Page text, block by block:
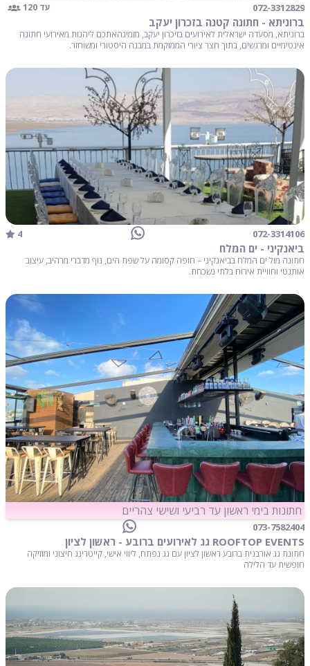
072-3312829 עד 120
ברוניתא - חתונה קטנה בזכרון יעקב
ברוניתא, מסעדה ישראלית לאירועים בזיכרון יעקב, מזמינהאתכם ליהנות מאירועי חתונה
אינטימיים ומרגשים, בתוך חצר ציורי הממוקמת במבנה היסטורי ומשוחזר.
072-3314106
4
ביאנקיני - ים המלח
חתונה מול ים המלח בביאנקיני – חופה קסומה על שפת הים, נוף מדברי מרהיב, עיצוב
אותנטי וחוויית אירוח בלתי נשכחת.
חתונות בימי ראשון עד רביעי ושישי צהריים
073-7582404
ROOFTOP EVENTS גג לאירועים ברובע - ראשון לציון
חתונת גג אורבנית ברובע ראשון לציון עם גג נפתח, ליווי אישי, קייטרינג חיצוני ומוזיקה
חופשית עד הלילה